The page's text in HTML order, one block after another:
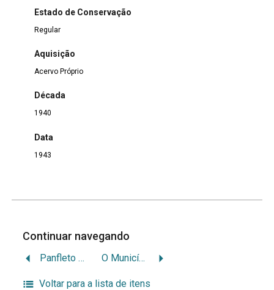
Estado de Conservação
Regular
Aquisição
Acervo Próprio
Década
1940
Data
1943
Continuar navegando
Panfleto Aviso Importante “O Estado de São Paulo” O Município Nazareth
Voltar para a lista de itens